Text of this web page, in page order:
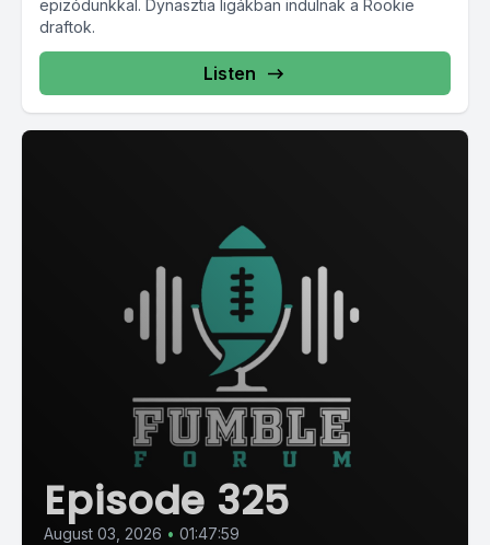
epizódunkkal. Dynasztia ligákban indulnak a Rookie
draftok.
Listen
Episode 325
August 03, 2026 • 01:47:59